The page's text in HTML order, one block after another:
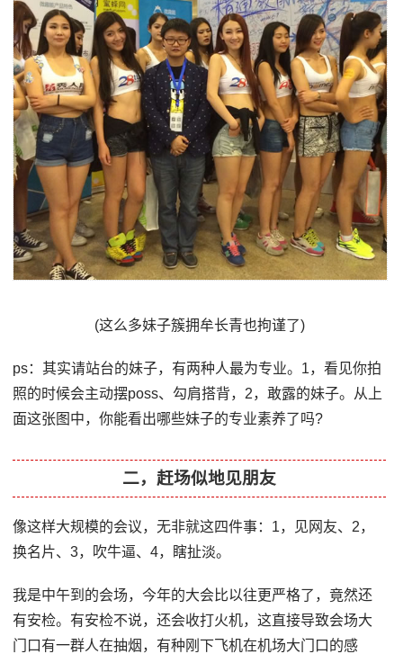
(这么多妹子簇拥牟长青也拘谨了)
ps：其实请站台的妹子，有两种人最为专业。1，看见你拍
照的时候会主动摆poss、勾肩搭背，2，敢露的妹子。从上
面这张图中，你能看出哪些妹子的专业素养了吗?
二，赶场似地见朋友
像这样大规模的会议，无非就这四件事：1，见网友、2，
换名片、3，吹牛逼、4，瞎扯淡。
我是中午到的会场，今年的大会比以往更严格了，竟然还
有安检。有安检不说，还会收打火机，这直接导致会场大
门口有一群人在抽烟，有种刚下飞机在机场大门口的感